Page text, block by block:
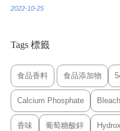
2022-10-25
Tags 標籤
食品香料 食品添加物
Calcium Phosphate
香味 葡萄糖酸鋅